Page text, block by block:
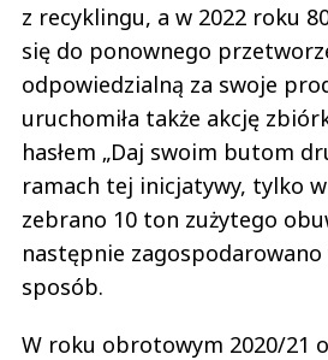
z recyklingu, a w 2022 roku
się do ponownego
odpowiedzialną za swoje
uruchomiła także akcję
hasłem „Daj swoim butom
ramach tej inicjatywy, tylko
zebrano 10 ton zużytego
następnie
sposób.
W roku obrotowym 2020/21